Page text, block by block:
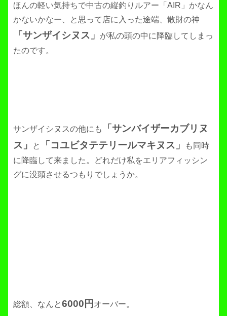
ほんの軽い気持ちで中古の縦釣りルアー「AIR」かなん
かないかなー、と思って店に入った途端、散財の神
「サンザイシヌス」
が私の頭の中に降臨してしまっ
たのです。
サンザイシヌスの他にも
「サンバイザーカブリヌ
ス」
と 「コユビタテテリールマキヌス」
も同時
に降臨して来ました。どれだけ私をエリアフィッシン
グに没頭させるつもりでしょうか。
総額、なんと6000円 オーバー。